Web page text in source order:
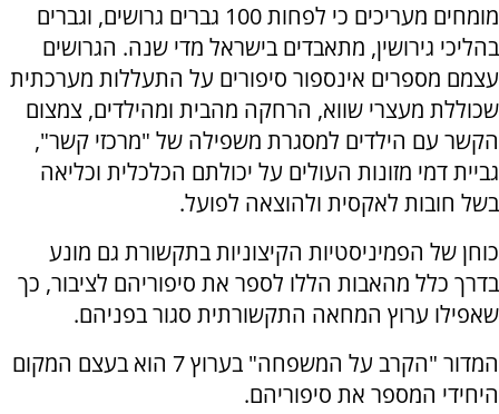
מומחים מעריכים כי לפחות 100 גברים גרושים, וגברים
בהליכי גירושין, מתאבדים בישראל מדי שנה. הגרושים
עצמם מספרים אינספור סיפורים על התעללות מערכתית
שכוללת מעצרי שווא, הרחקה מהבית ומהילדים, צמצום
הקשר עם הילדים למסגרת משפילה של "מרכזי קשר",
גביית דמי מזונות העולים על יכולתם הכלכלית וכליאה
בשל חובות לאקסית ולהוצאה לפועל.
כוחן של הפמיניסטיות הקיצוניות בתקשורת גם מונע
בדרך כלל מהאבות הללו לספר את סיפוריהם לציבור, כך
שאפילו ערוץ המחאה התקשורתית סגור בפניהם.
המדור "הקרב על המשפחה" בערוץ 7 הוא בעצם המקום
היחידי המספר את סיפוריהם.